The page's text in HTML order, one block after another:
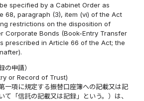
specified by a Cabinet Order as
68, paragraph (3), item (vi) of the Act
restrictions on the disposition of
Corporate Bonds (Book-Entry Transfer
prescribed in Article 66 of the Act; the
の申請）
or Record of Trust)
一項に規定する振替口座簿への記載又は記
て「信託の記載又は記録」という。）は、